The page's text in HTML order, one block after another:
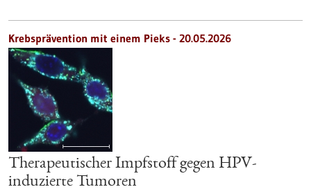
Krebsprävention mit einem Pieks - 20.05.2026
Therapeutischer Impfstoff gegen HPV-
induzierte Tumoren